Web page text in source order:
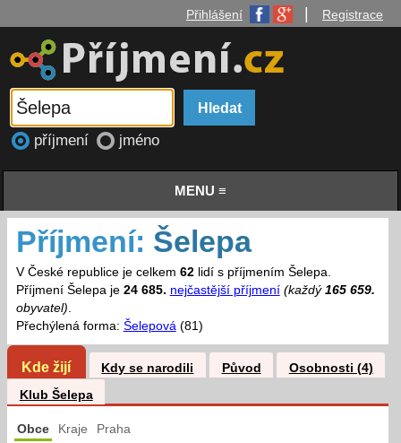
Přihlášení Registrace
příjmení jméno
MENU ≡
Příjmení: Šelepa
V České republice je celkem 62lidí s příjmením Šelepa.
Příjmení Šelepa je 24 685. nejčastější příjmení (každý 165 659.
obyvatel).
Přechýlená forma: Šelepová(81)
Kde žijí Kdy se narodili Původ
Osobnosti (4)
Klub Šelepa
Obce Kraje Praha